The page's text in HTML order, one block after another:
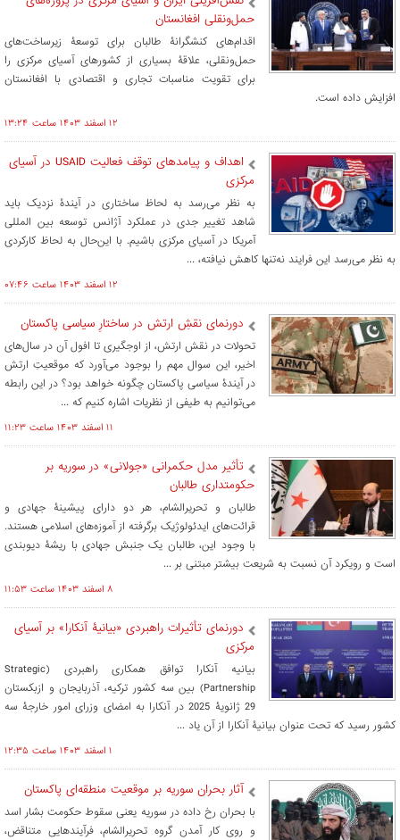
حمل‌ونقلی افغانستان
اقدام‌های کنشگرانۀ طالبان برای توسعۀ زیرساخت‌های
حمل‌ونقلی، علاقۀ بسیاری از کشورهای آسیای مرکزی را
برای تقویت مناسبات تجاری و اقتصادی با افغانستان
افزایش داده است.
۱۲ اسفند ۱۴۰۳ ساعت ۱۳:۲۴
اهداف و پیامدهای توقف فعالیت USAID در آسیای
مرکزی
به نظر می‌رسد به لحاظ ساختاری در آیندۀ نزدیک باید
شاهد تغییر جدی در عملکرد آژانس توسعه بین المللی
آمریکا در آسیای مرکزی باشیم. با این‌حال به لحاظ کارکردی
به نظر می‌رسد این فرایند نه‌تنها کاهش نیافته، ...
۱۲ اسفند ۱۴۰۳ ساعت ۰۷:۴۶
دورنمای نقشِ ارتش در ساختارِ سیاسی پاکستان
تحولات در نقش ارتش، از اوجگیری تا افول آن در سال‌های
اخیر، این سوال مهم را بوجود می‌آورد که موقعیتِ ارتش
در آیندۀ سیاسی پاکستان چگونه خواهد بود؟ در این رابطه
می‌توانیم به طیفی از نظریات اشاره کنیم که ...
۱۱ اسفند ۱۴۰۳ ساعت ۱۱:۲۳
تأثیر مدل حکمرانی «جولانی» در سوریه بر
حکومتداری طالبان
طالبان و تحریرالشام، هر دو دارای پیشینۀ جهادی و
قرائت‌های ایدئولوژیک برگرفته از آموزه‌های اسلامی هستند.
با وجود این، طالبان یک جنبش جهادی با ریشۀ دیوبندی
است و رویکرد آن‌ نسبت به شریعت بیشتر مبتنی بر ...
۸ اسفند ۱۴۰۳ ساعت ۱۱:۵۳
دورنمای تأثیرات راهبردی «بیانیۀ آنکارا» بر آسیای
مرکزی
بیانیه آنکارا توافق همکاری راهبردی (Strategic
Partnership) بین سه کشور ترکیه، آذربایجان و ازبکستان
29 ژانویۀ 2025 در آنکارا به امضای وزرای امور خارجۀ سه
کشور رسید که تحت عنوان بیانیۀ آنکارا از آن یاد ...
۱ اسفند ۱۴۰۳ ساعت ۱۲:۳۵
آثار بحران سوریه بر موقعیت منطقه‌‏ای پاکستان
با بحران رخ داده در سوریه یعنی سقوط حکومت بشار اسد
و روی کار آمدن گروه تحریرالشام، فرآیندهایی متناقض،